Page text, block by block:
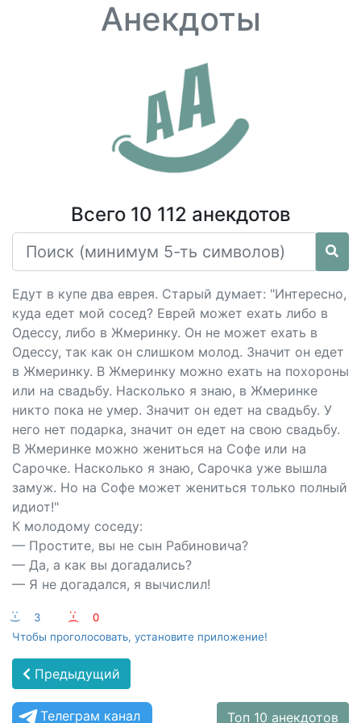
Анекдоты
Всего 10 112 анекдотов
Едут в купе два еврея. Старый думает: "Интересно,
куда едет мой сосед? Еврей может ехать либо в
Одессу, либо в Жмеринку. Он не может ехать в
Одессу, так как он слишком молод. Значит он едет
в Жмеринку. В Жмеринку можно ехать на похороны
или на свадьбу. Насколько я знаю, в Жмеринке
никто пока не умер. Значит он едет на свадьбу. У
него нет подарка, значит он едет на свою свадьбу.
В Жмеринке можно жениться на Софе или на
Сарочке. Насколько я знаю, Сарочка уже вышла
замуж. Но на Софе может жениться только полный
идиот!"
К молодому соседу:
— Простите, вы не сын Рабиновича?
— Да, а как вы догадались?
— Я не догадался, я вычислил!
:-) 3 :-(
0
Чтобы проголосовать, установите приложение!
Предыдущий
Телеграм канал Топ 10 анекдотов